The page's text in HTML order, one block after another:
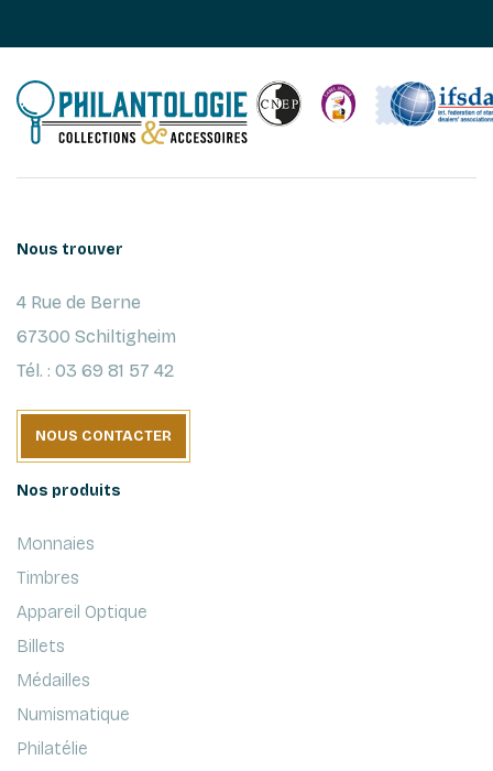
Nous trouver
4 Rue de Berne
67300 Schiltigheim
Tél. : 03 69 81 57 42
NOUS CONTACTER
Nos produits
Monnaies
Timbres
Appareil Optique
Billets
Médailles
Numismatique
Philatélie